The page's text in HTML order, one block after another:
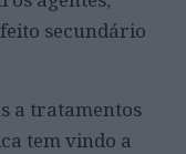
secundário
a tratamentos
tem vindo a